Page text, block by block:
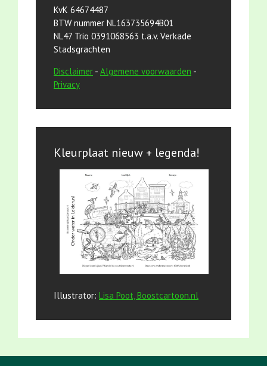
KvK 64674487
BTW nummer NL163735694B01
NL47 Trio 0391068563 t.a.v. Verkade
Stadsgrachten
Disclaimer - Algemene voorwaarden -
Privacy
Kleurplaat nieuw + legenda!
Illustrator: Lisa Poot, Boostcartoon.nl